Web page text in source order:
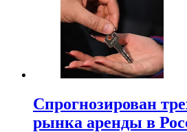
Спрогнозирован
рынка аренды в